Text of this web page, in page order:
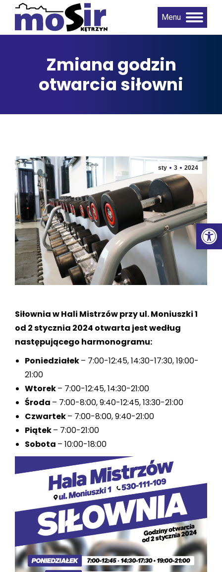
Menu
Zmiana godzin
otwarcia siłowni
sty 3 2024
Siłownia w Hali Mistrzów przy ul. Moniuszki 1
od 2 stycznia 2024 otwarta jest według
następującego harmonogramu:
Poniedziałek– 7:00-12:45, 14:30-17:30, 19:00-
21:00
Wtorek– 7:00-12:45, 14:30-21:00
Środa – 7:00-8:00, 9:40-12:45, 13:30-21:00
Czwartek– 7:00-8:00, 9:40-21:00
Piątek– 7:00-21:00
Sobota – 10:00-18:00